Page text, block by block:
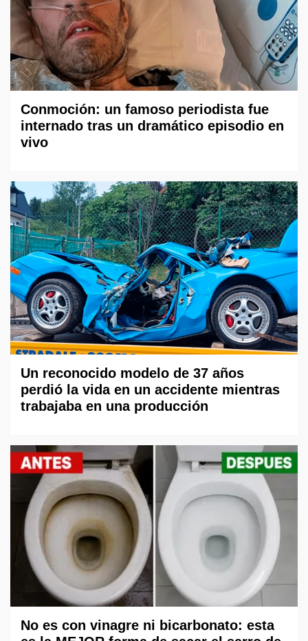
Conmoción: un famoso periodista fue
internado tras un dramático episodio en
vivo
Un reconocido modelo de 37 años
perdió la vida en un accidente mientras
trabajaba en una producción
No es con vinagre ni bicarbonato: esta